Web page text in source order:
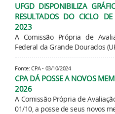
UFGD DISPONIBILIZA
RESULTADOS DO CICLO
2023
A Comissão Própria de
Federal da Grande Dourados
Fonte: CPA - 03/10/2024
CPA DÁ POSSE A NOVOS
2026
A Comissão Própria de
01/10, a posse de seus novos